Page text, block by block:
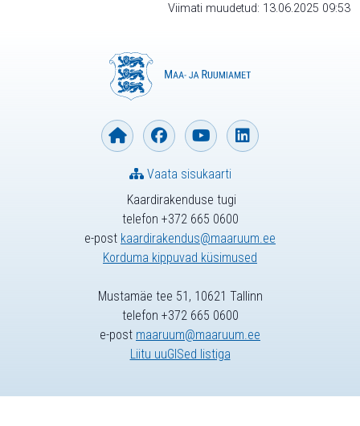
Viimati muudetud: 13.06.2025 09:53
Kaardirakenduse tugi
telefon +372 665 0600
e-post kaardirakendus@maaruum.ee
Korduma kippuvad küsimused
Vaata sisukaarti
Mustamäe tee 51, 10621 Tallinn
telefon +372 665 0600
e-post maaruum@maaruum.ee
Liitu uuGISed listiga